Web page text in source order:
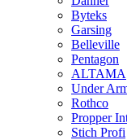
Byteks
Garsing
Belleville
Pentagon
ALTAMA
Under
Rothco
Propper
Stich Profi